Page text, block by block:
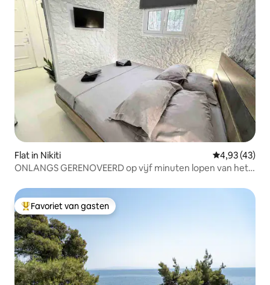
Flat in Nikiti Gemiddelde
4,93 (43)
ONLANGS GERENOVEERD op vijf minuten lopen van het
Topfavoriet van gasten
Favoriet van gasten